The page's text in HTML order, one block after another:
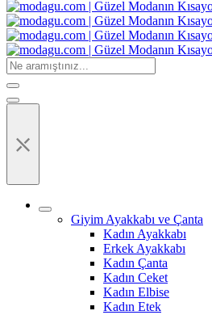
⤬
Giyim Ayakkabı ve Çanta
Kadın Ayakkabı
Erkek Ayakkabı
Kadın Çanta
Kadın Ceket
Kadın Elbise
Kadın Etek